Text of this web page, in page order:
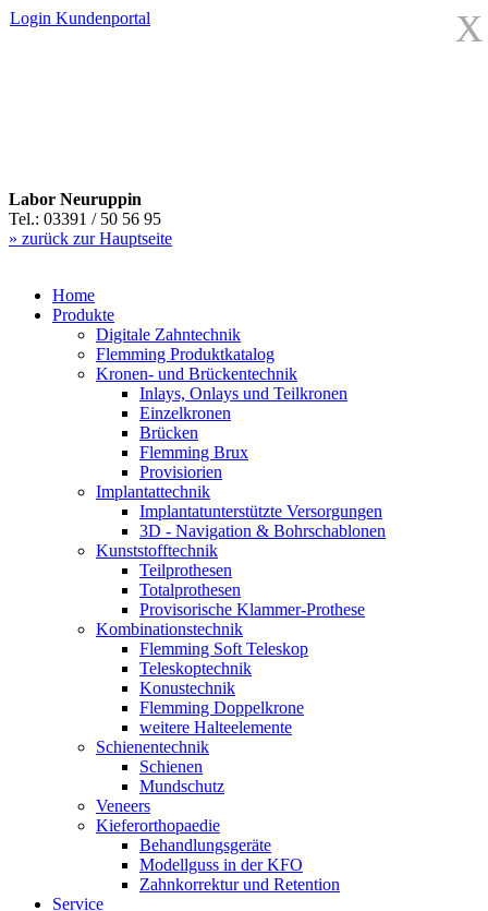
Login Kundenportal
Labor Neuruppin
Tel.: 03391 / 50 56 95
» zurück zur Hauptseite
Home
Produkte
Digitale Zahntechnik
Flemming Produktkatalog
Kronen- und Brückentechnik
Inlays, Onlays und Teilkronen
Einzelkronen
Brücken
Flemming Brux
Provisiorien
Implantat­technik
Implantat­unterstützte Versorgungen
3D - Navigation & Bohr­schablonen
Kunststoff­technik
Teilprothesen
Totalprothesen
Provisorische Klammer-Prothese
Kombinations­technik
Flemming Soft Teleskop
Teleskoptechnik
Konustechnik
Flemming Doppelkrone
weitere Halteelemente
Schienen­technik
Schienen
Mundschutz
Veneers
Kieferorthopaedie
Behandlungs­geräte
Modellguss in der KFO
Zahnkorrektur und Retention
Service
X